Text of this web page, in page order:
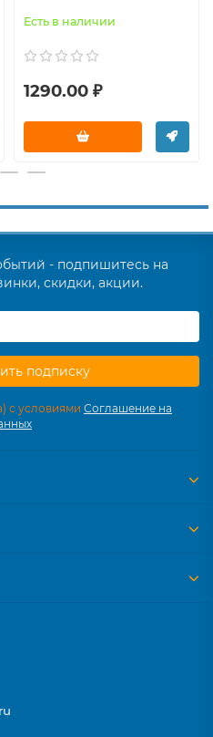
Есть в наличии
1290.00 ₽
- подпишитесь на
скидки, акции.
подписку
с условиями Соглашение на